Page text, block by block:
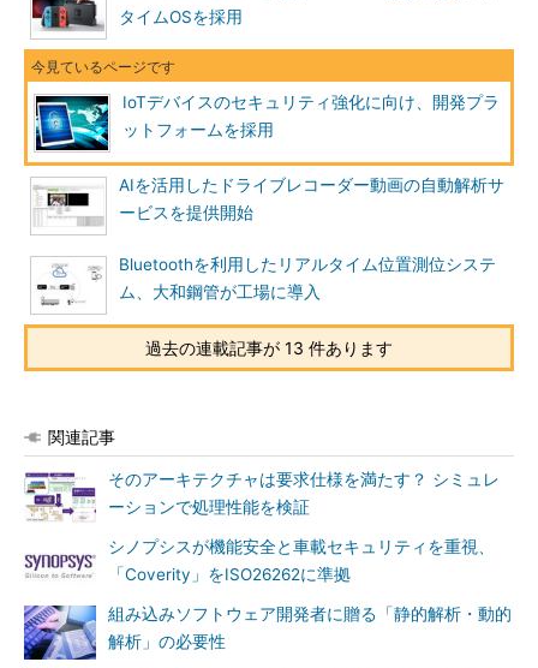
タイムOSを採用
IoTデバイスのセキュリティ強化に向け、開発プラ
ットフォームを採用
AIを活用したドライブレコーダー動画の自動解析サ
ービスを提供開始
Bluetoothを利用したリアルタイム位置測位システ
ム、大和鋼管が工場に導入
過去の連載記事が 13 件あります
関連記事
そのアーキテクチャは要求仕様を満たす？ シミュレ
ーションで処理性能を検証
シノプシスが機能安全と車載セキュリティを重視、
「Coverity」をISO26262に準拠
組み込みソフトウェア開発者に贈る「静的解析・動的
解析」の必要性